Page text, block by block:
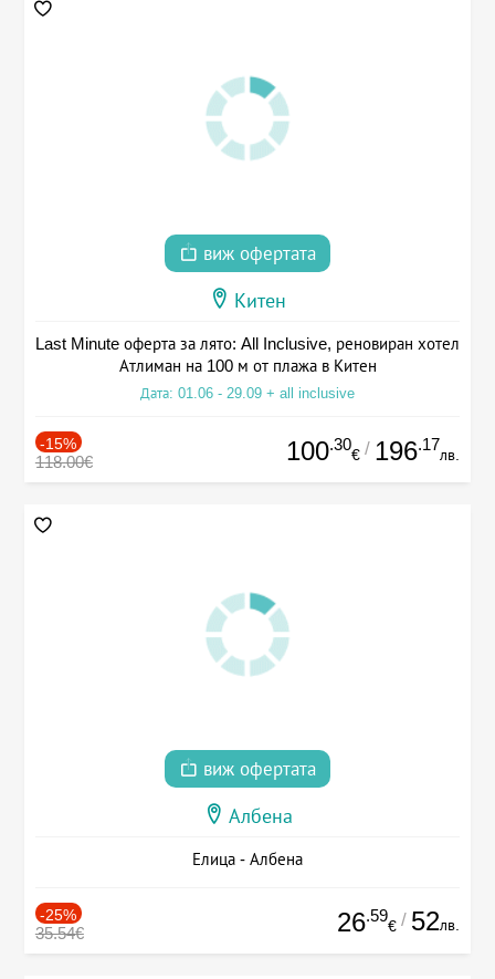
виж офертата
Китен
Last Minute оферта за лято: All Inclusive, реновиран хотел
Атлиман на 100 м от плажа в Китен
Дата: 01.06 - 29.09 + all inclusive
-15%
118.00€ 100.30
€ / 196.17
лв.
виж офертата
Албена
Елица - Албена
-25%
35.54€ 26.59
€ / 52лв.